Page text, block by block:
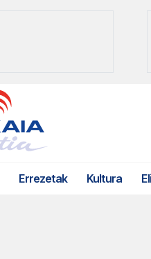
Errezetak Kultura